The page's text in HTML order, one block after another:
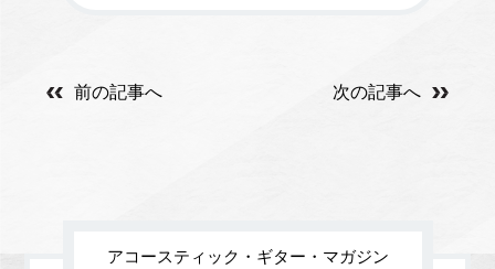
前の記事へ 次の記事へ
アコースティック・ギター・マガジン